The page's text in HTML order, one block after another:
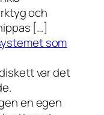
och
[…]
som
var det
en egen